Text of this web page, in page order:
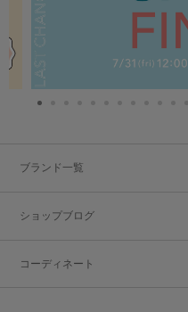
ブランド一覧
ショップブログ
コーディネート